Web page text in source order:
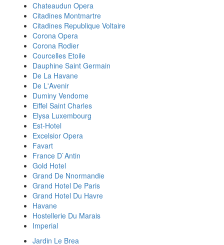
Chateaudun Opera
Citadines Montmartre
Citadines Republique Voltaire
Corona Opera
Corona Rodier
Courcelles Etoile
Dauphine Saint Germain
De La Havane
De L'Avenir
Duminy Vendome
Eiffel Saint Charles
Elysa Luxembourg
Est-Hotel
Excelsior Opera
Favart
France D`Antin
Gold Hotel
Grand De Nnormandie
Grand Hotel De Paris
Grand Hotel Du Havre
Havane
Hostellerie Du Marais
Imperial
Jardin Le Brea